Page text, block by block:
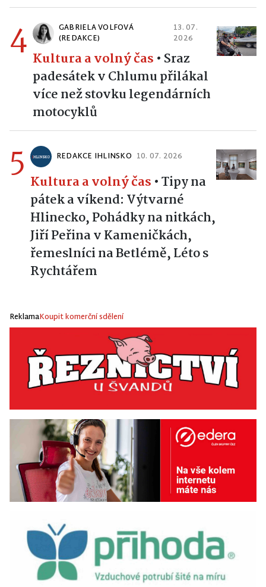
4
GABRIELA VOLFOVÁ
(REDAKCE)
13. 07.
2026
Kultura a volný čas • Sraz
padesátek v Chlumu přilákal
více než stovku legendárních
motocyklů
5 REDAKCE IHLINSKO 10. 07. 2026
Kultura a volný čas •Tipy na
pátek a víkend: Výtvarné
Hlinecko, Pohádky na nitkách,
Jiří Peřina v Kameničkách,
řemeslníci na Betlémě, Léto s
Rychtářem
ReklamaKoupit komerční sdělení